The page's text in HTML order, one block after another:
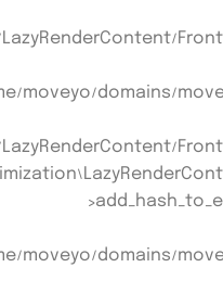
moveyo/domains/
moveyo/domains/